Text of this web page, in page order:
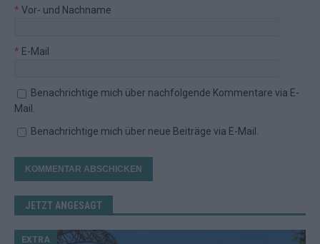
* Vor- und Nachname
* E-Mail
Benachrichtige mich über nachfolgende Kommentare via E-
Mail.
Benachrichtige mich über neue Beiträge via E-Mail.
JETZT ANGESAGT
EXTRA